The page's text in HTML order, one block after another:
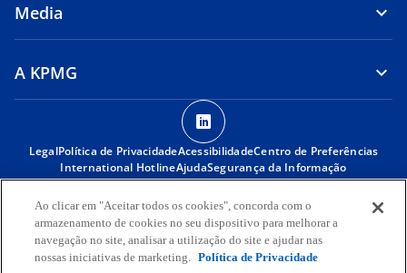
Media
A KPMG
p
e
n
s
i
n
a
LegalPolítica de PrivacidadeAcessibilidadeCentro de Preferências
International HotlineAjudaSegurança da Informação
© 2026 KPMG Angola – Audit, Tax, Advisory, S.A., sociedade anónima
angolana e membro da rede global KPMG, composta por firmas
membro independentes associadas com a KPMG International
Limited, uma sociedade inglesa de responsabilidade limitada por
Ao clicar em "Aceitar todos os cookies", concorda com o
armazenamento de cookies no seu dispositivo para melhorar a
navegação no site, analisar a utilização do site e ajudar nas
nossas iniciativas de marketing. Política de Privacidade